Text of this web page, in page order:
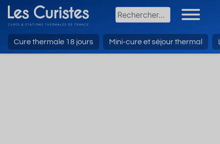
Cure thermale 18 jours Mini-cure et séjour thermal